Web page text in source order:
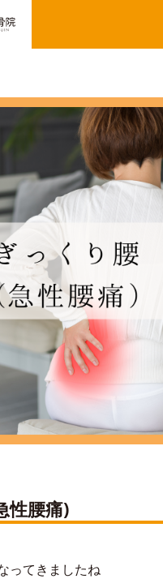
当院が選ばれる理由
当院の施術者
料金・営業時間
施術の流れ
お問い合わせ
性腰痛)
ってきましたね